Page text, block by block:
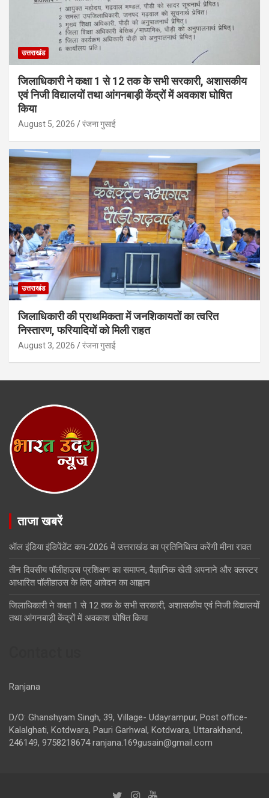
उत्तराखंड
जिलाधिकारी ने कक्षा 1 से 12 तक के सभी सरकारी, अशासकीय
एवं निजी विद्यालयों तथा आंगनबाड़ी केंद्रों में अवकाश घोषित
किया
August 5, 2026 रंजना गुसाई
उत्तराखंड
जिलाधिकारी की प्राथमिकता में जनशिकायतों का त्वरित
निस्तारण, फरियादियों को मिली राहत
August 3, 2026 रंजना गुसाई
ताजा खबरें
ऑल इंडिया इंडिपेंडेंट कप-2026 में उत्तराखंड का प्रतिनिधित्व करेंगी मीना रावत
तीन दिवसीय पॉलीहाउस प्रशिक्षण का समापन, वैज्ञानिक खेती अपनाने और क्लस्टर
आधारित पॉलीहाउस के लिए आवेदन का आह्वान
जिलाधिकारी ने कक्षा 1 से 12 तक के सभी सरकारी, अशासकीय एवं निजी विद्यालयों
तथा आंगनबाड़ी केंद्रों में अवकाश घोषित किया
Ranjana
D/O: Ghanshyam Singh, 39, Village- Udayrampur, Post office-
Kalalghati, Kotdwara, Pauri Garhwal, Kotdwara, Uttarakhand,
246149, 9758218674ranjana.169gusain@gmail.com